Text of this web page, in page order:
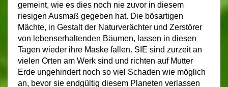
gemeint, wie es dies noch nie zuvor in diesem
riesigen Ausmaß gegeben hat. Die bösartigen
Mächte, in Gestalt der Naturverächter und Zerstörer
von lebenserhaltenden Bäumen, lassen in diesen
Tagen wieder ihre Maske fallen. SIE sind zurzeit an
vielen Orten am Werk sind und richten auf Mutter
Erde ungehindert noch so viel Schaden wie möglich
an, bevor sie endgültig diesem Planeten verlassen